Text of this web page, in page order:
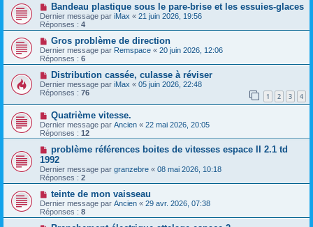
Bandeau plastique sous le pare-brise et les essuies-glaces
Dernier message par iMax « 21 juin 2026, 19:56
Réponses : 4
Gros problème de direction
Dernier message par Remspace « 20 juin 2026, 12:06
Réponses : 6
Distribution cassée, culasse à réviser
Dernier message par iMax « 05 juin 2026, 22:48
Réponses : 76 1 2 3 4
Quatrième vitesse.
Dernier message par Ancien « 22 mai 2026, 20:05
Réponses : 12
problème références boites de vitesses espace II 2.1 td
1992
Dernier message par granzebre « 08 mai 2026, 10:18
Réponses : 2
teinte de mon vaisseau
Dernier message par Ancien « 29 avr. 2026, 07:38
Réponses : 8